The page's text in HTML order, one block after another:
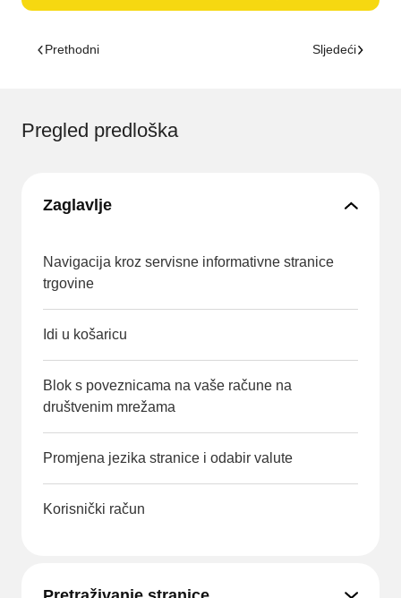
Prethodni Sljedeći
Pregled predloška
Zaglavlje
Navigacija kroz servisne informativne stranice
trgovine
Idi u košaricu
Blok s poveznicama na vaše račune na
društvenim mrežama
Promjena jezika stranice i odabir valute
Korisnički račun